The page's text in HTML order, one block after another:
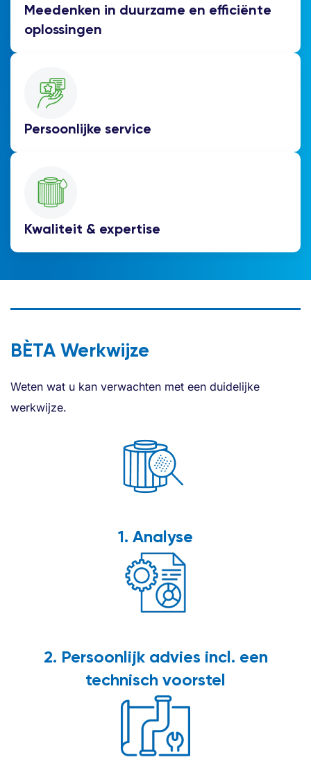
Meedenken in duurzame en efficiënte
oplossingen
Persoonlijke service
Kwaliteit & expertise
BÈTA Werkwijze
Weten wat u kan verwachten met een duidelijke
werkwijze.
1. Analyse
2. Persoonlijk advies incl. een
technisch voorstel